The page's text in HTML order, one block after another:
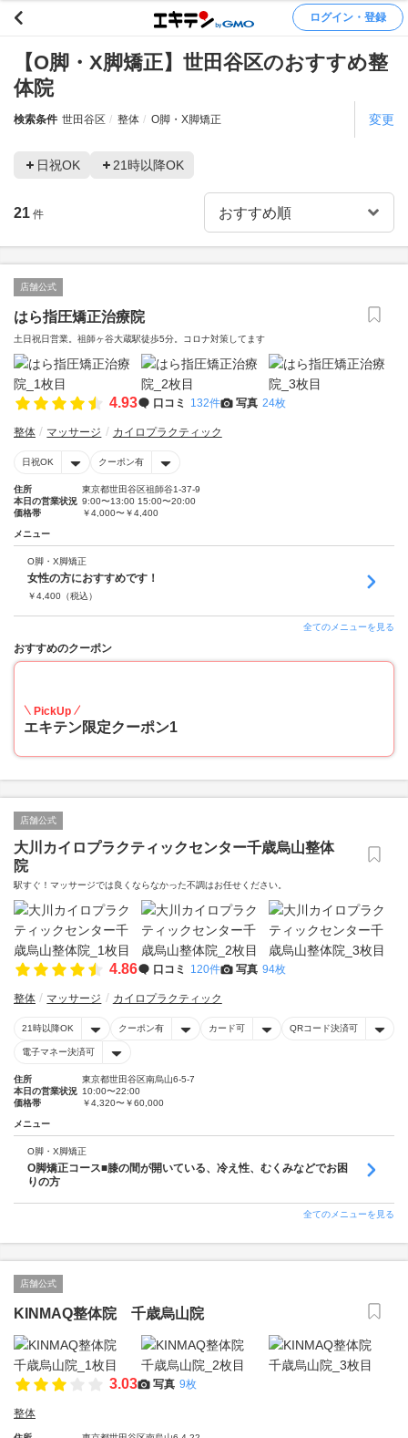
ログイン・登録
【O脚・X脚矯正】世田谷区のおすすめ整
体院
検索条件 世田谷区 整体 O脚・X脚矯正 変更
日祝OK 21時以降OK
21 件
店舗公式
はら指圧矯正治療院
土日祝日営業。祖師ヶ谷大蔵駅徒歩5分。コロナ対策してます
4.93 口コミ 132件 写真 24枚
整体 マッサージ カイロプラクティック
日祝OK クーポン有
住所
東京都世田谷区祖師谷1-37-9
本日の営業状況 9:00〜13:00 15:00〜20:00
価格帯
￥4,000〜￥4,400
メニュー
O脚・X脚矯正
女性の方におすすめです！
￥4,400 （税込）
全てのメニューを見る
おすすめのクーポン
PickUp
エキテン限定クーポン1
店舗公式
大川カイロプラクティックセンター千歳烏山整体
院
駅すぐ！マッサージでは良くならなかった不調はお任せください。
4.86 口コミ 120件 写真 94枚
整体 マッサージ カイロプラクティック
21時以降OK クーポン有 カード可 QRコード決済可
電子マネー決済可
住所
東京都世田谷区南烏山6-5-7
本日の営業状況 10:00〜22:00
価格帯
￥4,320〜￥60,000
メニュー
O脚・X脚矯正
O脚矯正コース■膝の間が開いている、冷え性、むくみなどでお困
りの方
全てのメニューを見る
店舗公式
KINMAQ整体院 千歳烏山院
3.03 写真 9枚
整体